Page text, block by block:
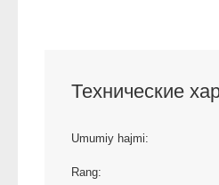
Технические
Umumiy hajmi:
Rang: